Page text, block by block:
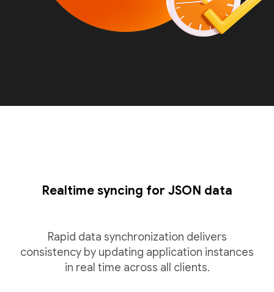
Realtime syncing for JSON data
Rapid data synchronization delivers
consistency by updating application instances
in real time across all clients.